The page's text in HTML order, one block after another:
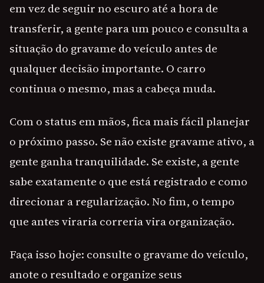
em vez de seguir no escuro até a hora de
transferir, a gente para um pouco e consulta a
situação do gravame do veículo antes de
qualquer decisão importante. O carro
continua o mesmo, mas a cabeça muda.
Com o status em mãos, fica mais fácil planejar
o próximo passo. Se não existe gravame ativo, a
gente ganha tranquilidade. Se existe, a gente
sabe exatamente o que está registrado e como
direcionar a regularização. No fim, o tempo
que antes viraria correria vira organização.
Faça isso hoje: consulte o gravame do veículo,
anote o resultado e organize seus